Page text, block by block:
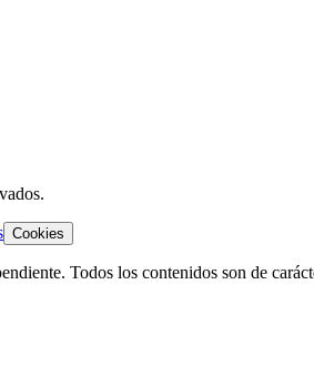
Cookies
Todos los contenidos son de